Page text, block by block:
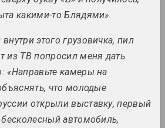
2023. solo show, overseas event
Dream Factory
2023. solo show
If Disrupted, It Becomes
Tangible. Infrastructures
and Solidarities Beyond
the Post-Soviet Condition
какими-то Блядями».
этого грузовичка, пил
из ТВ попросил меня дать
«Направьте камеры на
что молодые
открыли выставку, первый
бесколесный автомобиль,